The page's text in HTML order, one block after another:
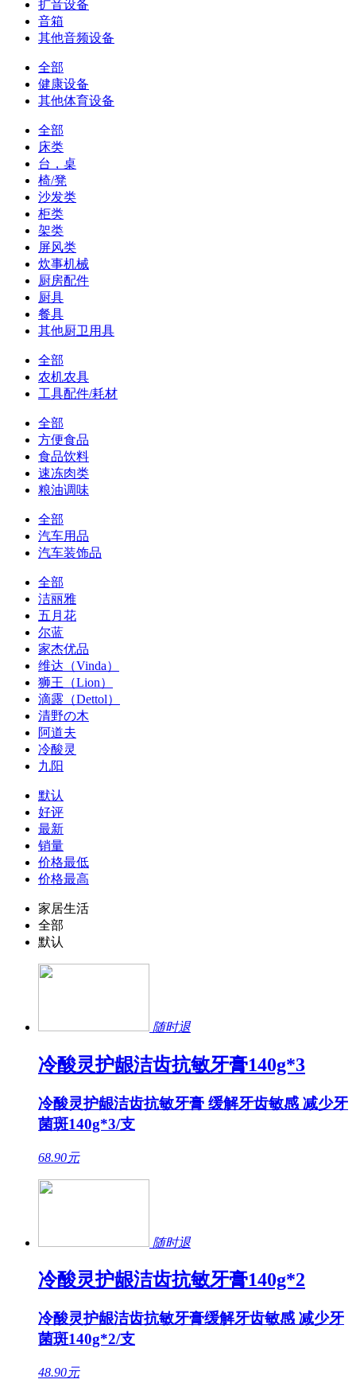
扩音设备
音箱
其他音频设备
全部
健康设备
其他体育设备
全部
床类
台，桌
椅/凳
沙发类
柜类
架类
屏风类
炊事机械
厨房配件
厨具
餐具
其他厨卫用具
全部
农机农具
工具配件/耗材
全部
方便食品
食品饮料
速冻肉类
粮油调味
全部
汽车用品
汽车装饰品
全部
洁丽雅
五月花
尔蓝
家杰优品
维达（Vinda）
狮王（Lion）
滴露（Dettol）
清野の木
阿道夫
冷酸灵
九阳
默认
好评
最新
销量
价格最低
价格最高
家居生活
全部
默认
随时退
冷酸灵护龈洁齿抗敏牙膏140g*3
冷酸灵护龈洁齿抗敏牙膏 缓解牙齿敏感 减少牙
菌斑140g*3/支
68.90元
随时退
冷酸灵护龈洁齿抗敏牙膏140g*2
冷酸灵护龈洁齿抗敏牙膏缓解牙齿敏感 减少牙
菌斑140g*2/支
48.90元